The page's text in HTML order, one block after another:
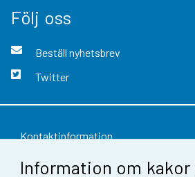
Information om kakor
Följ oss
Beställ nyhetsbrev
Twitter
Kontaktinformation
Respons